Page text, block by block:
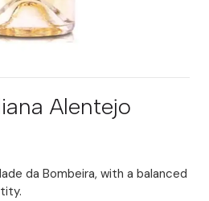
Alentejo
da Bombeira, with a balanced